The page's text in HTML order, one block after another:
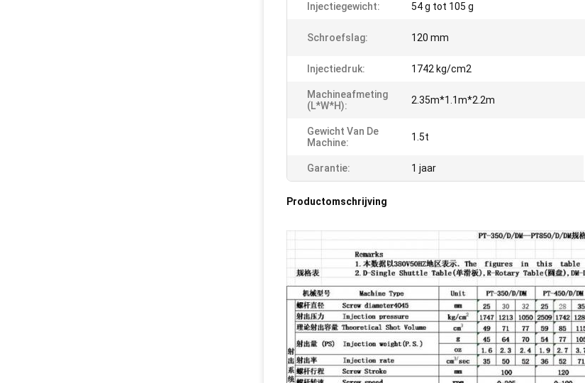
Injectiegewicht: 54 g tot 105 g
Schroefslag: 120 mm
Injectiedruk: 1742 kg/cm2
Machineafmeting
(L*W*H):
2.35m*1.1m*2.2m
Gewicht Van De
Machine:
1.5t
Garantie: 1 jaar
Productomschrijving